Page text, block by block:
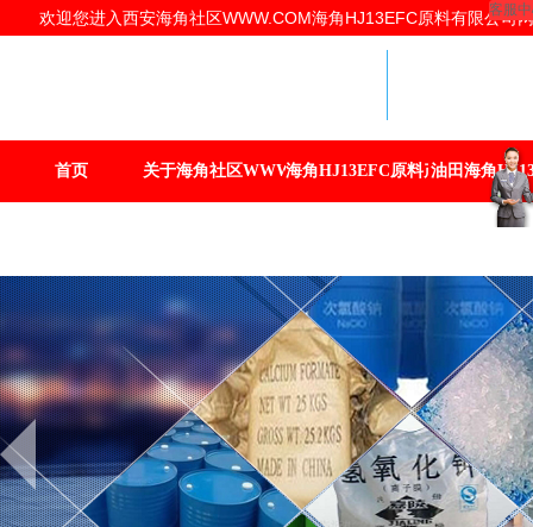
欢迎您进入西安海角社区WWW.COM海角HJ13EFC原料有限公司网
首页 关于海角社区WWW.COM海角HJ13EFC原料产品油田海角
客服